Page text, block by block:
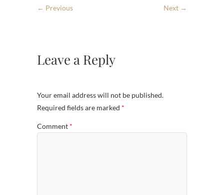
← Previous Next →
Leave a Reply
Your email address will not be published.
Required fields are marked *
Comment *